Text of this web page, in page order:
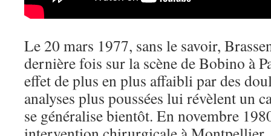
Le 20 mars 1977, sans le savoir,
dernière fois sur la scène de Bobino à
effet de plus en plus affaibli par des
analyses plus poussées lui révèlent un
se généralise bientôt. En novembre